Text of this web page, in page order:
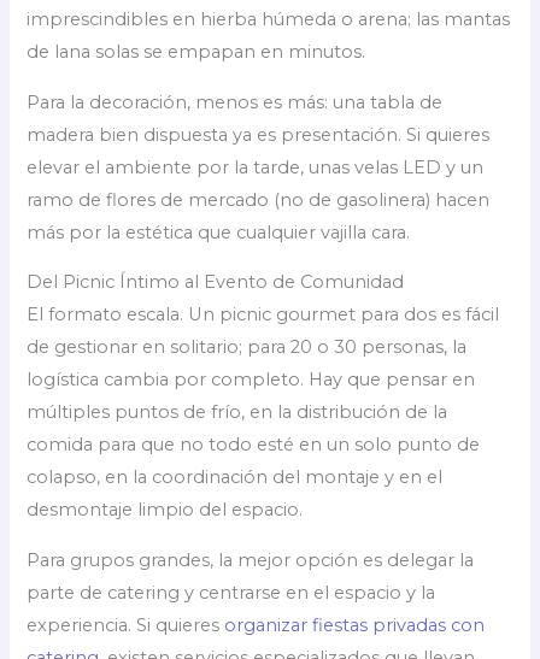
imprescindibles en hierba húmeda o arena; las mantas
de lana solas se empapan en minutos.
Para la decoración, menos es más: una tabla de
madera bien dispuesta ya es presentación. Si quieres
elevar el ambiente por la tarde, unas velas LED y un
ramo de flores de mercado (no de gasolinera) hacen
más por la estética que cualquier vajilla cara.
Del Picnic Íntimo al Evento de Comunidad
El formato escala. Un picnic gourmet para dos es fácil
de gestionar en solitario; para 20 o 30 personas, la
logística cambia por completo. Hay que pensar en
múltiples puntos de frío, en la distribución de la
comida para que no todo esté en un solo punto de
colapso, en la coordinación del montaje y en el
desmontaje limpio del espacio.
Para grupos grandes, la mejor opción es delegar la
parte de catering y centrarse en el espacio y la
experiencia. Si quieres organizar fiestas privadas con